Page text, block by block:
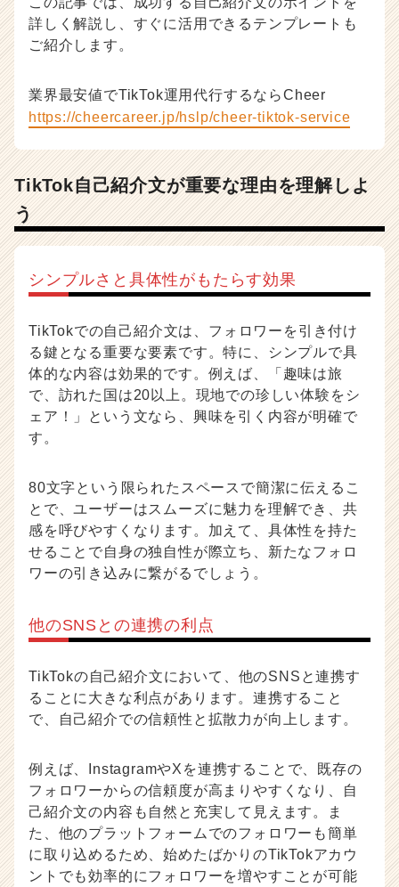
採
者
向
け
採
ノ
ハ
ウ
事
|
ン
チ
ャ
ー・
成
か
ら
ス
カ
ウ
ト
届
く
活
サ
イ
ト
ア
キ
ャ
リ
ア
（C
h
詳しく解説し、すぐに活用できるテンプレートも
ご紹介します。
業界最安値でTikTok運用代行するならCheer
https://cheercareer.jp/hslp/cheer-tiktok-service
TikTok自己紹介文が重要な理由を理解しよ
う
シンプルさと具体性がもたらす効果
TikTokでの自己紹介文は、フォロワーを引き付け
る鍵となる重要な要素です。特に、シンプルで具
体的な内容は効果的です。例えば、「趣味は旅
で、訪れた国は20以上。現地での珍しい体験をシ
ェア！」という文なら、興味を引く内容が明確で
す。
80文字という限られたスペースで簡潔に伝えるこ
とで、ユーザーはスムーズに魅力を理解でき、共
感を呼びやすくなります。加えて、具体性を持た
せることで自身の独自性が際立ち、新たなフォロ
ワーの引き込みに繋がるでしょう。
他のSNSとの連携の利点
TikTokの自己紹介文において、他のSNSと連携す
ることに大きな利点があります。連携すること
で、自己紹介での信頼性と拡散力が向上します。
例えば、InstagramやXを連携することで、既存の
フォロワーからの信頼度が高まりやすくなり、自
己紹介文の内容も自然と充実して見えます。ま
た、他のプラットフォームでのフォロワーも簡単
に取り込めるため、始めたばかりのTikTokアカウ
ントでも効率的にフォロワーを増やすことが可能